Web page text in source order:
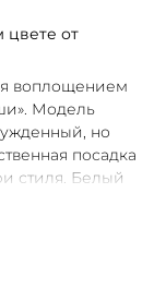
цвете от
воплощением
Модель
но
посадка
стиля. Белый
легко